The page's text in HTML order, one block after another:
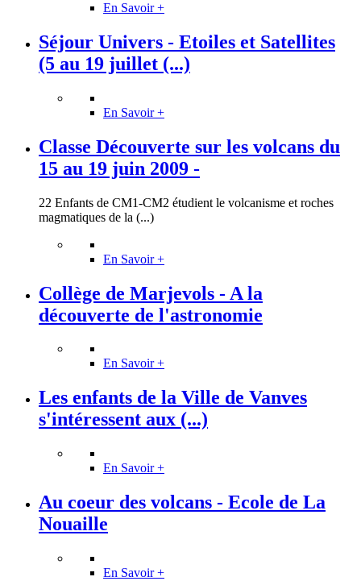
En Savoir +
Séjour Univers - Etoiles et Satellites
(5 au 19 juillet (...)
En Savoir +
Classe Découverte sur les volcans du
15 au 19 juin 2009 -
22 Enfants de CM1-CM2 étudient le volcanisme et roches
magmatiques de la (...)
En Savoir +
Collège de Marjevols - A la
découverte de l'astronomie
En Savoir +
Les enfants de la Ville de Vanves
s'intéressent aux (...)
En Savoir +
Au coeur des volcans - Ecole de La
Nouaille
En Savoir +